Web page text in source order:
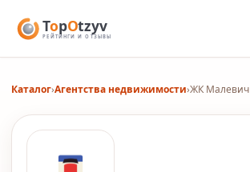
Каталог›Агентства недвижимости›ЖК Малевич